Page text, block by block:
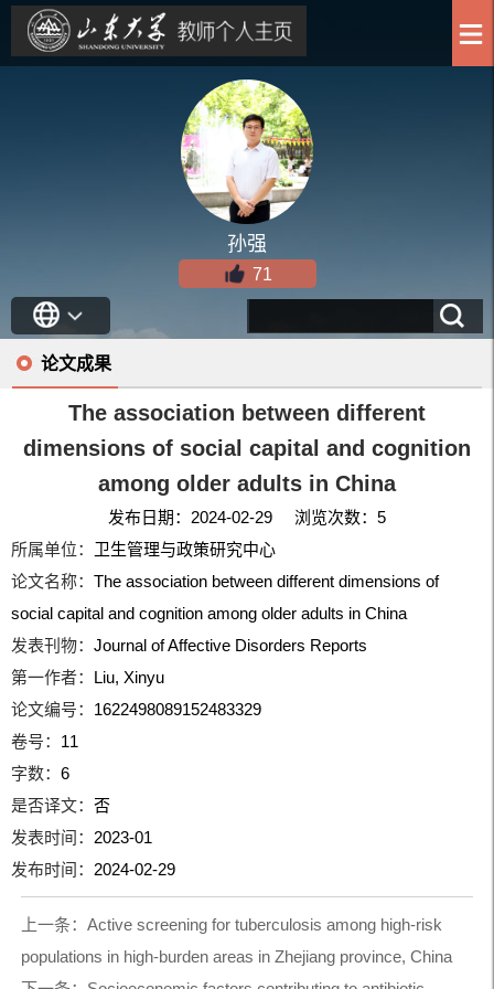
孙强
71
论文成果
The association between different
dimensions of social capital and cognition
among older adults in China
发布日期：2024-02-29 浏览次数： 5
所属单位： 卫生管理与政策研究中心
论文名称：The association between different dimensions of
social capital and cognition among older adults in China
发表刊物：Journal of Affective Disorders Reports
第一作者： Liu, Xinyu
论文编号： 1622498089152483329
卷号： 11
字数：6
是否译文：否
发表时间： 2023-01
发布时间： 2024-02-29
上一条： Active screening for tuberculosis among high-risk
populations in high-burden areas in Zhejiang province, China